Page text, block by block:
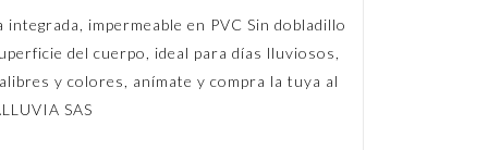
impermeable en PVC Sin dobladillo
del cuerpo, ideal para días lluviosos,
y colores, anímate y compra la tuya al
SAS